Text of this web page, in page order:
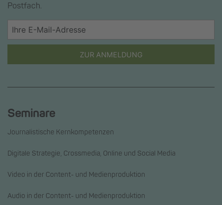
Postfach.
ZUR ANMELDUNG
Seminare
Journalistische Kernkompetenzen
Digitale Strategie, Crossmedia, Online und Social Media
Video in der Content- und Medienproduktion
Audio in der Content- und Medienproduktion